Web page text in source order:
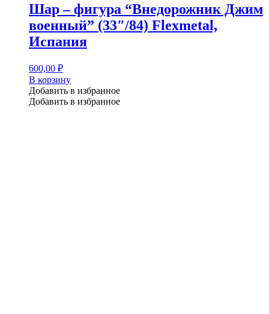
Шар – фигура “Внедорожник Джим
военный” (33″/84) Flexmetal,
Испания
600,00 ₽
В корзину
Добавить в избранное
Добавить в избранное